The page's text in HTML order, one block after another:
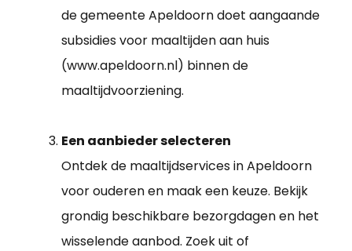
de gemeente Apeldoorn doet aangaande
subsidies voor maaltijden aan huis
(www.apeldoorn.nl) binnen de
maaltijdvoorziening.
Een aanbieder selecteren
Ontdek de maaltijdservices in Apeldoorn
voor ouderen en maak een keuze. Bekijk
grondig beschikbare bezorgdagen en het
wisselende aanbod. Zoek uit of